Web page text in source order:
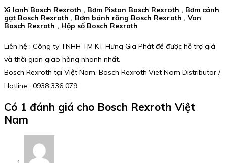
Xi lanh Bosch Rexroth , Bơm Piston Bosch Rexroth , Bơm cánh
gạt Bosch Rexroth , Bơm bánh răng Bosch Rexroth , Van
Bosch Rexroth , Hộp số Bosch Rexroth
Liên hệ : Công ty TNHH TM KT Hưng Gia Phát để được hỗ trợ giá
và thời gian giao hàng nhanh nhất.
Bosch Rexroth tại Việt Nam. Bosch Rexroth Viet Nam Distributor /
Hotline : 0938 336 079
Có 1 đánh giá cho Bosch Rexroth Việt
Nam